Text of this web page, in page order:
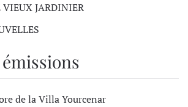
JARDINIER
de la Villa Yourcenar